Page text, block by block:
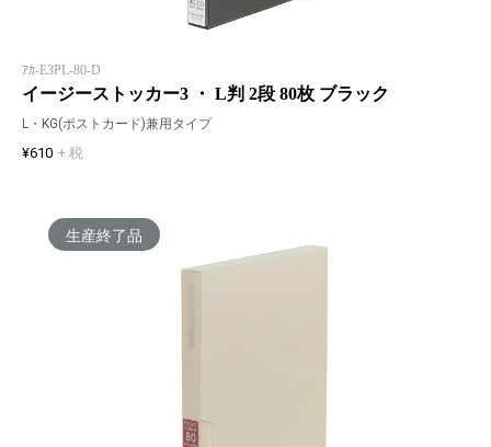
ｱｶ-E3PL-80-D
イージーストッカー3 ・ L判 2段 80枚 ブラック
L・KG(ポストカード)兼用タイプ
¥610 + 税
生産終了品